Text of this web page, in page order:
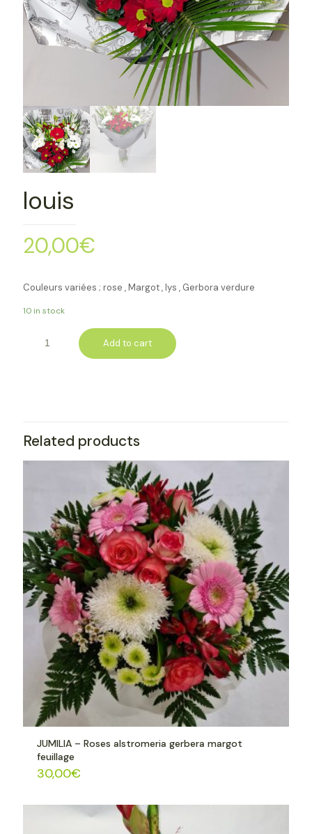
louis
20,00€
Couleurs variées ; rose , Margot , lys , Gerbora verdure
10 in stock
Add to cart
Related products
JUMILIA – Roses alstromeria gerbera margot
feuillage
30,00€